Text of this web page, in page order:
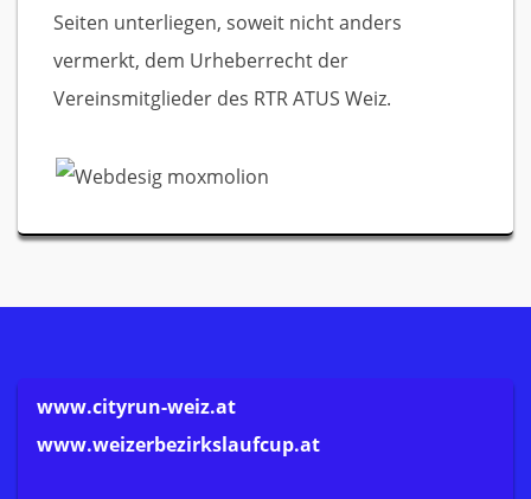
Seiten unterliegen, soweit nicht anders
vermerkt, dem Urheberrecht der
Vereinsmitglieder des RTR ATUS Weiz.
www.cityrun-weiz.at
www.weizerbezirkslaufcup.at